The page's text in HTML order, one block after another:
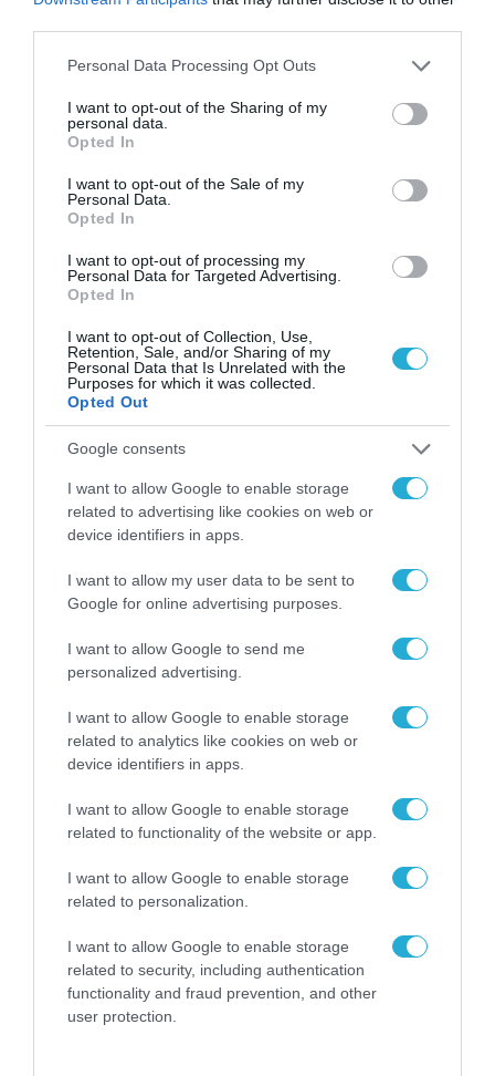
Please note that this website/app uses one or more Google
not limited to your visit or usage behaviour. You may click to
grant or deny consent to Google and its third-party tags to
use your data for below specified purposes in below Google
consent section.
Personal Data Processing Opt Outs
I want to opt-out of the Sharing of my
personal data.
Opted In
I want to opt-out of the Sale of my
Personal Data.
Opted In
I want to opt-out of processing my
Personal Data for Targeted Advertising.
Opted In
I want to opt-out of Collection, Use,
Retention, Sale, and/or Sharing of my
Personal Data that Is Unrelated with the
Purposes for which it was collected.
Opted Out
Google consents
I want to allow Google to enable storage
related to advertising like cookies on web or
device identifiers in apps.
I want to allow my user data to be sent to
Google for online advertising purposes.
I want to allow Google to send me
personalized advertising.
I want to allow Google to enable storage
related to analytics like cookies on web or
device identifiers in apps.
I want to allow Google to enable storage
related to functionality of the website or app.
I want to allow Google to enable storage
related to personalization.
I want to allow Google to enable storage
related to security, including authentication
functionality and fraud prevention, and other
user protection.
κυκλοφορεί με την
«Κυριακάτικη Απογευματινή» με
αφιέρωμα στα ψηφιακά έργα του
Δημόσιου Τομέα
24.09.2024